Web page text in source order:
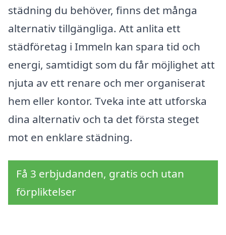
städning du behöver, finns det många
alternativ tillgängliga. Att anlita ett
städföretag i Immeln kan spara tid och
energi, samtidigt som du får möjlighet att
njuta av ett renare och mer organiserat
hem eller kontor. Tveka inte att utforska
dina alternativ och ta det första steget
mot en enklare städning.
Få 3 erbjudanden, gratis och utan
förpliktelser